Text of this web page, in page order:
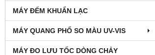
MÁY ĐẾM KHUẨN LẠC
MÁY QUANG PHỔ SO MÀU UV-VIS
MÁY ĐO LƯU TỐC DÒNG CHẢY